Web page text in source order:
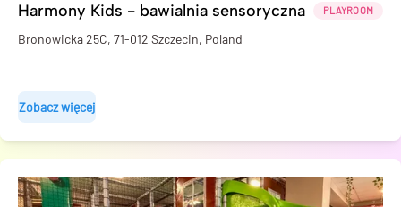
Harmony Kids - bawialnia sensoryczna PLAYROOM
Bronowicka 25C, 71-012 Szczecin, Poland
Zobacz więcej